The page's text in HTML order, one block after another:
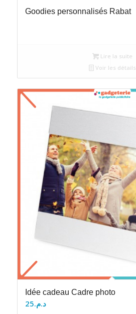
Goodies personnalisés Rabat
Lire la suite
Voir les détails
Idée cadeau Cadre photo
د.م.25